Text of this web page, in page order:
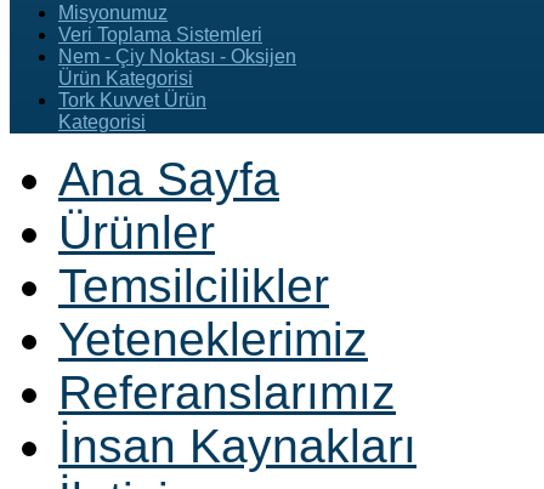
Misyonumuz
Veri Toplama Sistemleri
Nem - Çiy Noktası - Oksijen
Ürün Kategorisi
Tork Kuvvet Ürün
Kategorisi
Ana Sayfa
Ürünler
Temsilcilikler
Yeteneklerimiz
Referanslarımız
İnsan Kaynakları